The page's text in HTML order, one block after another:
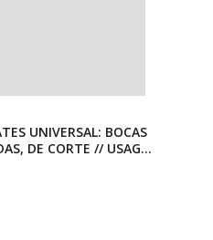
UNIVERSAL: BOCAS
DE CORTE // USAG